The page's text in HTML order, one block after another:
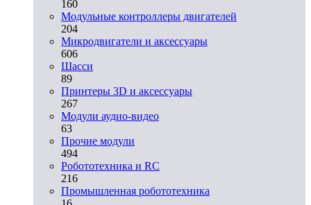
160
Модульные контроллеры двигателей
204
Микродвигатели и аксессуары
606
Шасси
89
Принтеры 3D и аксессуары
267
Модули аудио-видео
63
Прочие модули
494
Робототехника и RC
216
Промышленная робототехника